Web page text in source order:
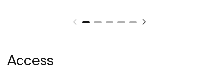
Access